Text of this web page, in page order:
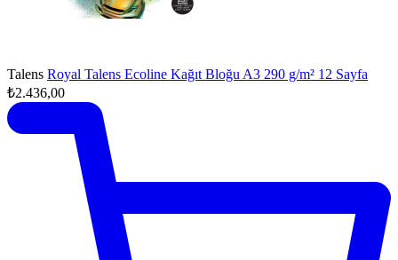
Talens Royal Talens Ecoline Kağıt Bloğu A3 290 g/m² 12 Sayfa
₺2.436,00